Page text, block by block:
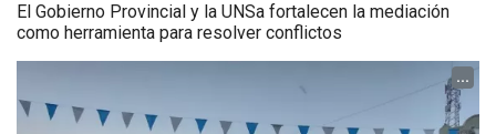
El Gobierno Provincial y la UNSa fortalecen la mediación
como herramienta para resolver conflictos
...